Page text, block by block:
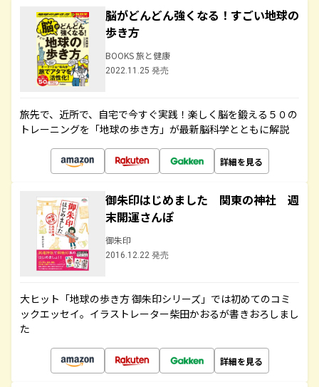
脳がどんどん強くなる！すごい地球の
歩き方
BOOKS 旅と健康
2022.11.25 発売
旅先で、近所で、自宅で今すぐ実践！楽しく脳を鍛える５０の
トレーニングを「地球の歩き方」が最新脳科学とともに解説
詳細を見る
御朱印はじめました 関東の神社 週
末開運さんぽ
御朱印
2016.12.22 発売
大ヒット「地球の歩き方 御朱印シリーズ」では初めてのコミ
ックエッセイ。イラストレーター柴田かおるが書きおろしまし
た
詳細を見る